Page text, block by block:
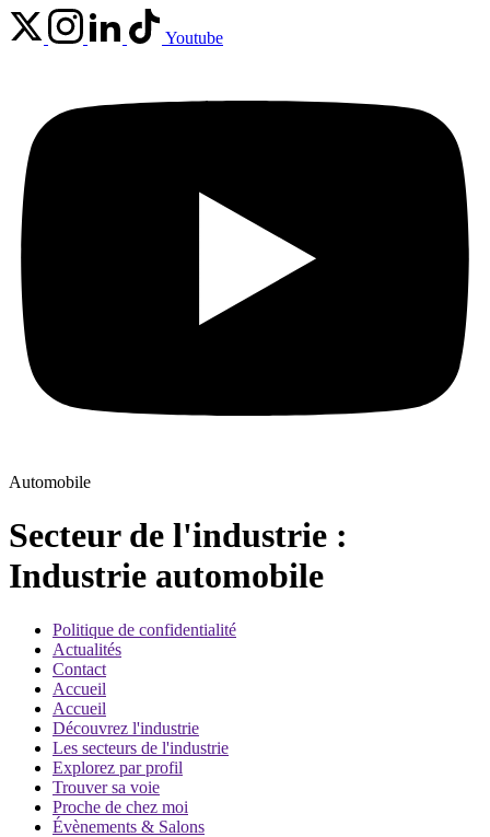
Youtube
Automobile
Secteur de l'industrie :
Industrie automobile
Politique de confidentialité
Actualités
Contact
Accueil
Accueil
Découvrez l'industrie
Les secteurs de l'industrie
Explorez par profil
Trouver sa voie
Proche de chez moi
Évènements & Salons